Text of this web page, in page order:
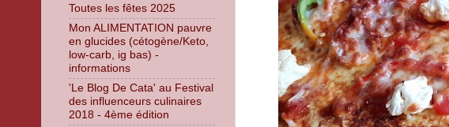
Toutes les fêtes 2025
Mon ALIMENTATION pauvre
en glucides (cétogène/Keto,
low-carb, ig bas) -
informations
'Le Blog De Cata' au Festival
des influenceurs culinaires
2018 - 4ème édition